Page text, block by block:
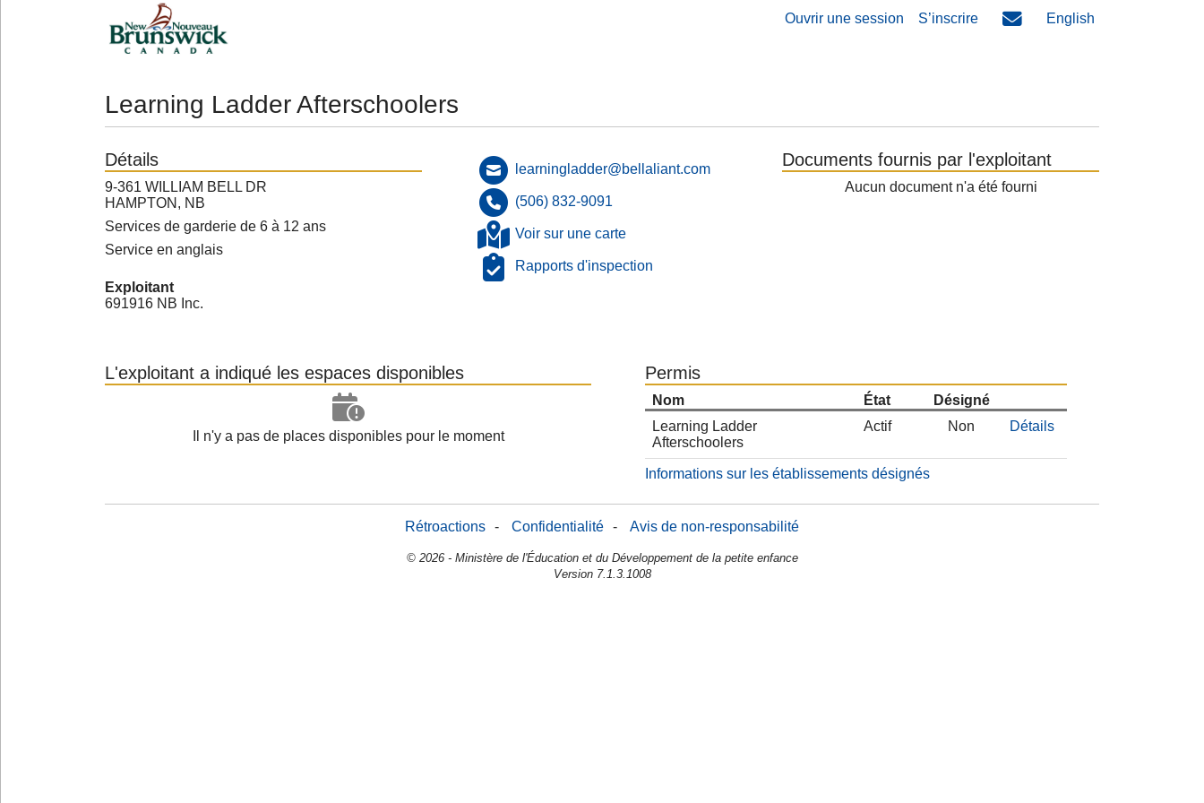
Ouvrir une session S’inscrire English
Learning Ladder Afterschoolers
Détails
9-361 WILLIAM BELL DR
HAMPTON, NB
Services de garderie de 6 à 12 ans
Service en anglais
Exploitant
691916 NB Inc.
learningladder@bellaliant.com
(506) 832-9091
Voir sur une carte
Rapports d'inspection
Documents fournis par l'exploitant
Aucun document n'a été fourni
L'exploitant a indiqué les espaces disponibles
Il n'y a pas de places disponibles pour le moment
Permis
Nom État
Désigné
Learning Ladder
Afterschoolers
Actif Non Détails
Informations sur les établissements désignés
Rétroactions - Confidentialité - Avis de non-responsabilité
© 2026 - Ministère de l'Éducation et du Développement de la petite enfance
Version 7.1.3.1008